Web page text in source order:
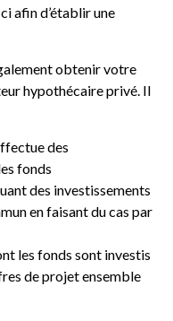
afin d’établir une
obtenir votre
hypothécaire privé. Il
des
fonds
des investissements
en faisant du cas par
les fonds sont investis
de projet ensemble